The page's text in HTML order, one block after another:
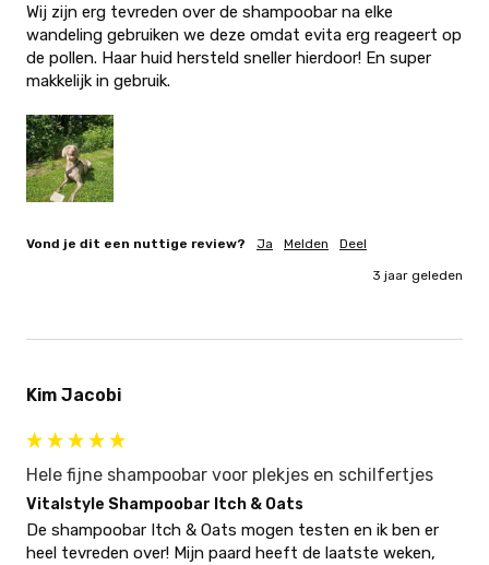
Wij zijn erg tevreden over de shampoobar na elke
wandeling gebruiken we deze omdat evita erg reageert op
de pollen. Haar huid hersteld sneller hierdoor! En super
makkelijk in gebruik.
Vond je dit een nuttige review? Ja Melden Deel
3 jaar geleden
Kim Jacobi
Hele fijne shampoobar voor plekjes en schilfertjes
Vitalstyle Shampoobar Itch & Oats
De shampoobar Itch & Oats mogen testen en ik ben er
heel tevreden over! Mijn paard heeft de laatste weken,